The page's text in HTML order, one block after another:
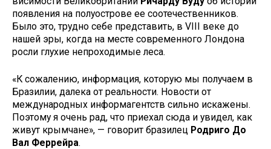
появления на полуострове ее соотечественников.
Было это, трудно себе представить, в VIII веке до
нашей эры, когда на месте современного Лондона
росли глухие непроходимые леса.
«К сожалению, информация, ко­торую мы получаем в
Бразилии, далека от реальности. Новости от
международных информагентств сильно искажены.
Поэтому я очень рад, что приехал сюда и увидел, как
живут крымчане», — говорит брази­лец Родриго До
Вал Феррейра.